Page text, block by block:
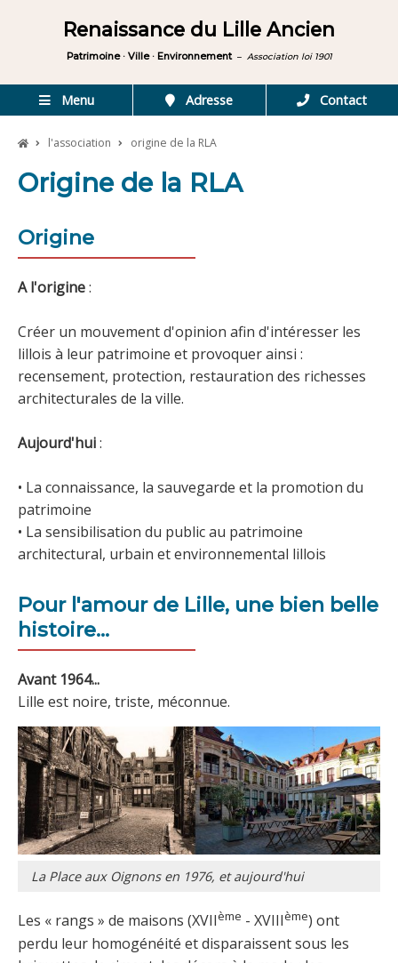
Renaissance du Lille Ancien
Patrimoine · Ville · Environnement– Association loi 1901
Menu Adresse Contact
l'association origine de la RLA
Origine de la RLA
Origine
A l'origine:
Créer un mouvement d'opinion afin d'intéresser les
lillois à leur patrimoine et provoquer ainsi :
recensement, protection, restauration des richesses
architecturales de la ville.
Aujourd'hui:
• La connaissance, la sauvegarde et la promotion du
patrimoine
• La sensibilisation du public au patrimoine
architectural, urbain et environnemental lillois
Pour l'amour de Lille, une bien belle
histoire...
Avant 1964...
Lille est noire, triste, méconnue.
La Place aux Oignons en 1976, et aujourd'hui
Les « rangs » de maisons (XVIIème - XVIIIème) ont
perdu leur homogénéité et disparaissent sous les